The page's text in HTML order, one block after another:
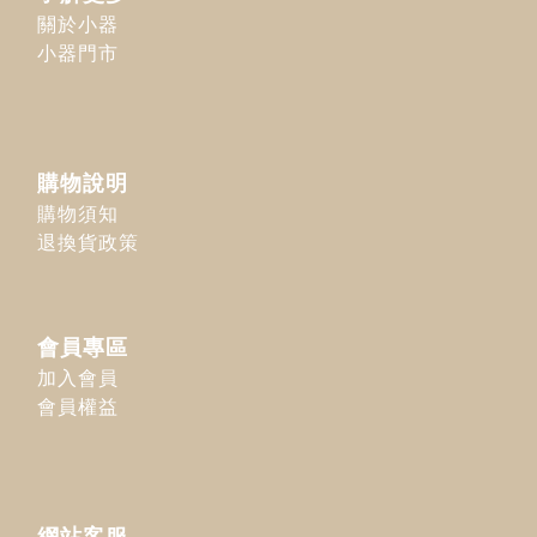
關於小器
小器門市
購物說明
購物須知
退換貨政策
會員專區
加入會員
會員權益